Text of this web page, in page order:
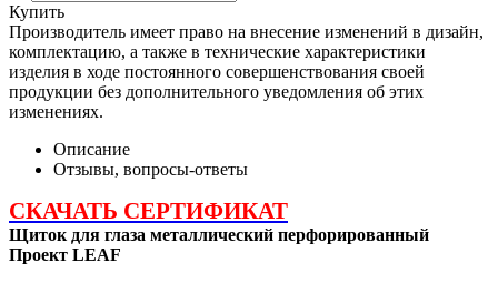
Купить
Производитель имеет право на внесение изменений в дизайн,
комплектацию, а также в технические характеристики
изделия в ходе постоянного совершенствования своей
продукции без дополнительного уведомления об этих
изменениях.
Описание
Отзывы, вопросы-ответы
СКАЧАТЬ СЕРТИФИКАТ
Щиток для глаза металлический перфорированный
Проект LEAF